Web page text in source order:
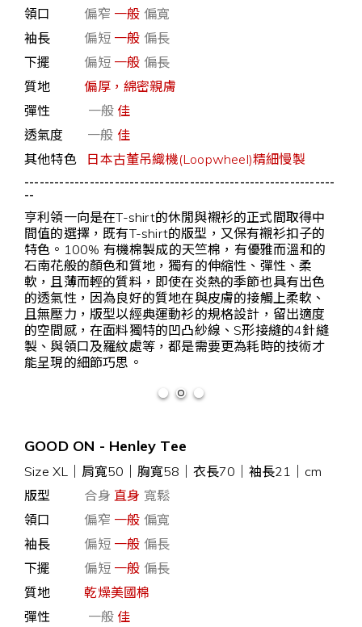
領口 偏窄 一般 偏寬
袖長 偏短 一般 偏長
下擺 偏短 一般 偏長
質地偏厚，綿密親膚
彈性 一般 佳
透氣度 一般 佳
其他特色 日本古董吊織機(Loopwheel)精細慢製
--------------------------------------------------------------
--
亨利領一向是在T-shirt的休閒與襯衫的正式間取得中
間值的選擇，既有T-shirt的版型，又保有襯衫扣子的
特色。100% 有機棉製成的天竺棉，有優雅而溫和的
石南花般的顏色和質地，獨有的伸縮性、彈性、柔
軟，且薄而輕的質料，即使在炎熱的季節也具有出色
的透氣性，因為良好的質地在與皮膚的接觸上柔軟、
且無壓力，版型以經典運動衫的規格設計，留出適度
的空間感，在面料獨特的凹凸紗線、S形接縫的4針縫
製、與領口及羅紋處等，都是需要更為耗時的技術才
能呈現的細節巧思。
GOOD ON - Henley Tee
Size XL
肩寬50｜胸寬58｜衣長70｜袖長21｜cm
版型 合身直身 寬鬆
領口 偏窄 一般 偏寬
袖長 偏短 一般 偏長
下擺 偏短 一般 偏長
質地乾燥美國棉
彈性
一般 佳